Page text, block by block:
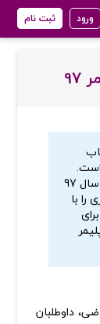
ورود ثبت نام
همچنین رتبه های قبولی مهندسی پلیمر سال 97
با
داوطلبان